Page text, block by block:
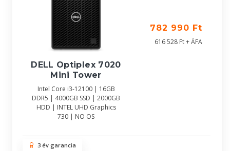
DELL Optiplex 7020
Mini Tower
Intel Core i3-12100 | 16GB
DDR5 | 4000GB SSD | 2000GB
HDD | INTEL UHD Graphics
730 | NO OS
782 990 Ft
616 528 Ft + ÁFA
3 év garancia